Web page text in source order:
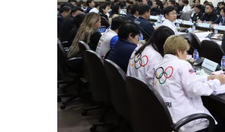
แบบฟอร์มบริหารงานบุคคล
รายงานตรวจสอบภายใน
รายงานเครื่องจักรกล อบจ.
ศูนย์อำนวยการการเลือกตั้ง สมาชิกสภาและนายก